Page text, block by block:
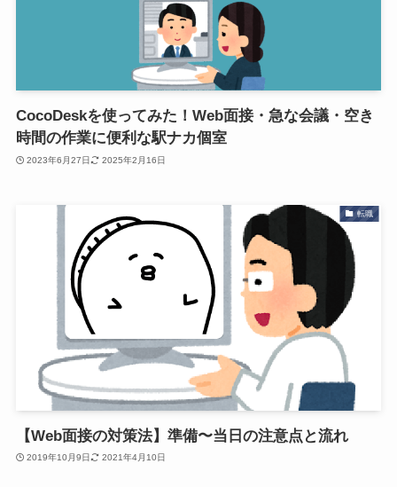
CocoDeskを使ってみた！Web面接・急な会議・空き
時間の作業に便利な駅ナカ個室
2023年6月27日 2025年2月16日
転職
【Web面接の対策法】準備〜当日の注意点と流れ
2019年10月9日 2021年4月10日